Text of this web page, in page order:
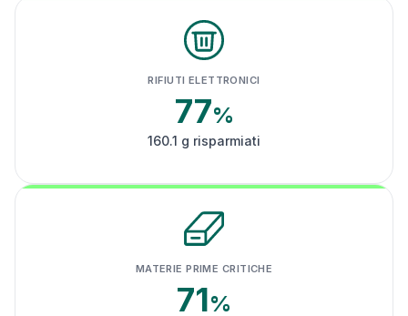
RIFIUTI ELETTRONICI
77%
160.1 g risparmiati
MATERIE PRIME CRITICHE
71%